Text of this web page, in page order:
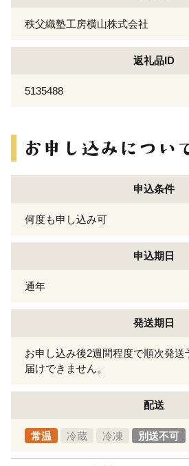
秩父織塾工房横山株式会社
返礼品ID
5135488
申込条件
何度も申し込み可
申込期日
通年
発送期日
お申し込み後2週間程度で順次発
届けできません。
配送
常温 冷蔵 冷凍 別送不可